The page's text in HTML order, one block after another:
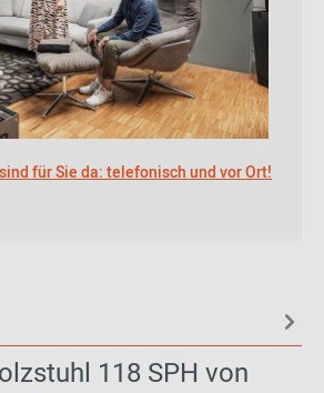
für Sie da: telefonisch und vor Ort!
118 SPH von